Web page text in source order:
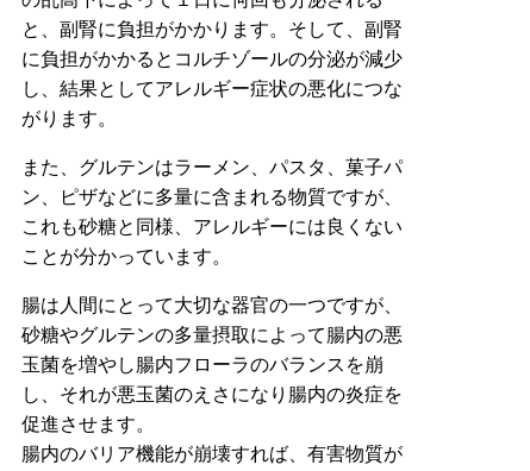
と、副腎に負担がかかります。そして、副腎
に負担がかかるとコルチゾールの分泌が減少
し、結果としてアレルギー症状の悪化につな
がります。
また、グルテンはラーメン、パスタ、菓子パ
ン、ピザなどに多量に含まれる物質ですが、
これも砂糖と同様、アレルギーには良くない
ことが分かっています。
腸は人間にとって大切な器官の一つですが、
砂糖やグルテンの多量摂取によって腸内の悪
玉菌を増やし腸内フローラのバランスを崩
し、それが悪玉菌のえさになり腸内の炎症を
促進させます。
腸内のバリア機能が崩壊すれば、有害物質が